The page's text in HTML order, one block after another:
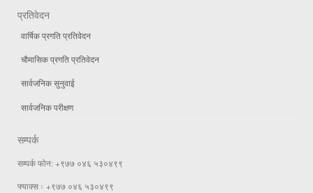
प्रतिवेदन
वार्षिक प्रगति प्रतिवेदन
चौमासिक प्रगति प्रतिवेदन
सार्वजनिक सुनुवाई
सार्वजनिक परीक्षण
सम्पर्क
सम्पर्क फोन: +९७७ ०४६ ५३०४९९
फ्याक्स ः +९७७ ०४६ ५३०४९९